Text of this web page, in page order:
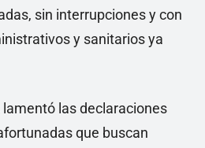
sin interrupciones y con
y sanitarios ya
lamentó las declaraciones
que buscan